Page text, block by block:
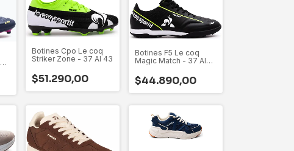
Botines Cpo Le coq
Striker Zone - 37 Al 43
$51.290,00
Botines F5 Le coq
Magic Match - 37 Al
$44.890,00